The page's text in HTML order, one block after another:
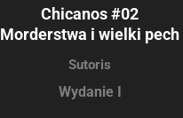
Chicanos #02
Morderstwa i wielki pech
Sutoris
Wydanie I